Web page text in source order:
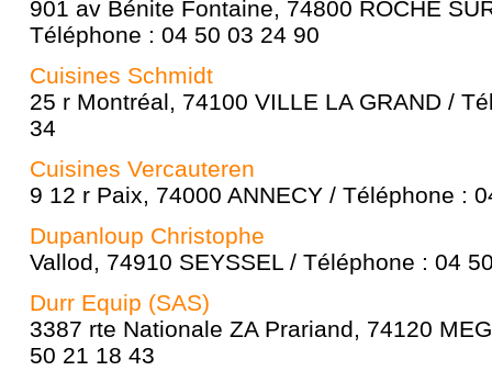
901 av Bénite Fontaine, 74800 ROCHE
Téléphone : 04 50 03 24 90
Cuisines Schmidt
25 r Montréal, 74100 VILLE LA GRAND /
34
Cuisines Vercauteren
9 12 r Paix, 74000 ANNECY / Téléphone :
Dupanloup Christophe
Vallod, 74910 SEYSSEL / Téléphone : 04
Durr Equip (SAS)
3387 rte Nationale ZA Prariand, 74120
50 21 18 43